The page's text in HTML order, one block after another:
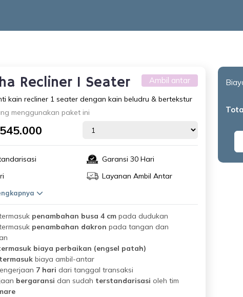
Recliner 1 Seater Ambil antar
kain recliner 1 seater dengan kain beludru & bertekstur
menggunakan paket ini
Garansi 30 Hari
Layanan Ambil Antar
penambahan busa 4 cmpada dudukan
penambahan dakron pada tangan dan
biaya perbaikan (engsel patah)
biaya ambil-antar
7 hari dari tanggal transaksi
bergaransi dan sudah terstandarisasi oleh tim